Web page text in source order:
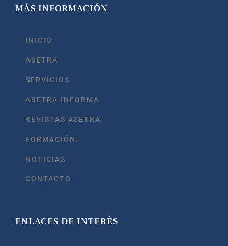
MÁS INFORMACIÓN
INICIO
ASETRA
SERVICIOS
ASETRA INFORMA
REVISTAS ASETRA
FORMACIÓN
NOTICIAS
CONTACTO
ENLACES DE INTERÉS